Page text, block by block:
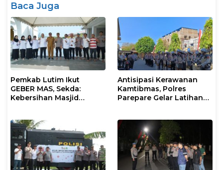
Baca Juga
Pemkab Lutim Ikut
GEBER MAS, Sekda:
Kebersihan Masjid
Antisipasi Kerawanan
Kamtibmas, Polres
Parepare Gelar Latihan